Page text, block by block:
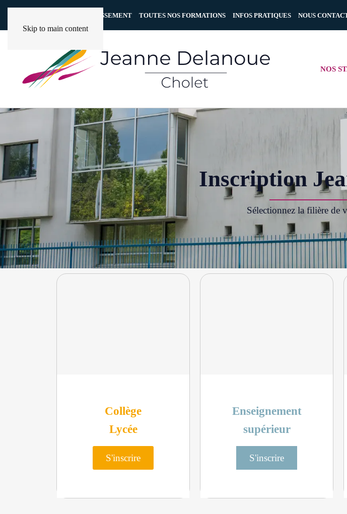
Skip to main content
NOTRE ÉTABLISSEMENT TOUTES NOS FORMATIONS INFOS PRATIQUES NOUS
NOS
Inscription
Sélectionnez la filière de
Collège
Lycée
S'inscrire
Enseignement
supérieur
S'inscrire
Panneau de gestion des cookies